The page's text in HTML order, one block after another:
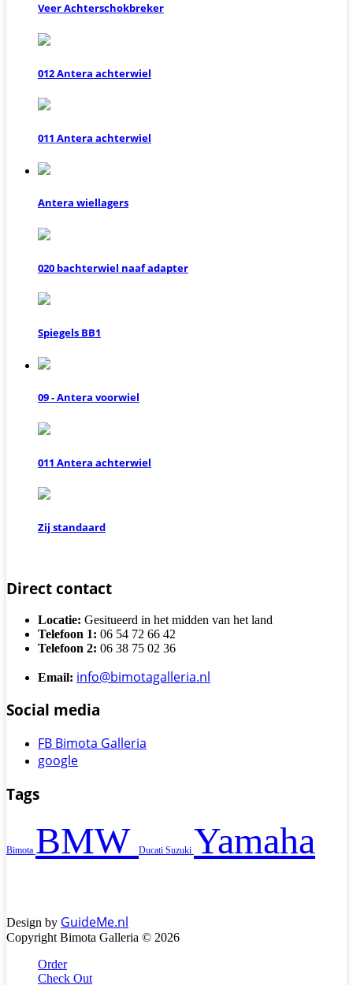
Veer Achterschokbreker
012 Antera achterwiel
011 Antera achterwiel
Antera wiellagers
020 bachterwiel naaf adapter
Spiegels BB1
09 - Antera voorwiel
011 Antera achterwiel
Zij standaard
Direct contact
Locatie: Gesitueerd in het midden van het land
Telefoon 1: 06 54 72 66 42
Telefoon 2: 06 38 75 02 36
Email: info@bimotagalleria.nl
Social media
FB Bimota Galleria
google
Tags
Bimota BMW Ducati Suzuki Yamaha
Design by GuideMe.nl
Copyright Bimota Galleria © 2026
Order
Check Out